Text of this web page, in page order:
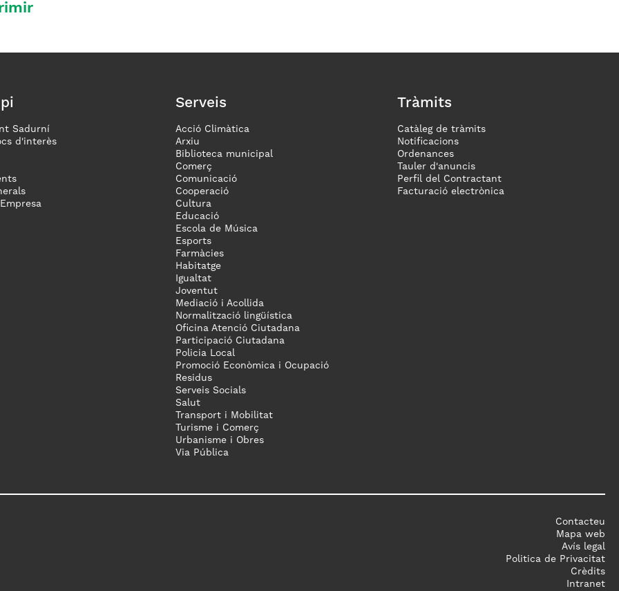
Sadurní
d'interès
Serveis
Acció Climàtica
Arxiu
Biblioteca municipal
Comerç
Comunicació
Cooperació
Cultura
Educació
Escola de Música
Esports
Farmàcies
Habitatge
Igualtat
Joventut
Mediació i Acollida
Normalització lingüística
Oficina Atenció Ciutadana
Participació Ciutadana
Policia Local
Promoció Econòmica i Ocupació
Residus
Serveis Socials
Salut
Transport i Mobilitat
Turisme i Comerç
Urbanisme i Obres
Via Pública
Tràmits
Catàleg de tràmits
Notificacions
Ordenances
Tauler d'anuncis
Perfil del Contractant
Facturació electrònica
Contacteu
Mapa web
Avís legal
Politica de Privacitat
Crèdits
Intranet